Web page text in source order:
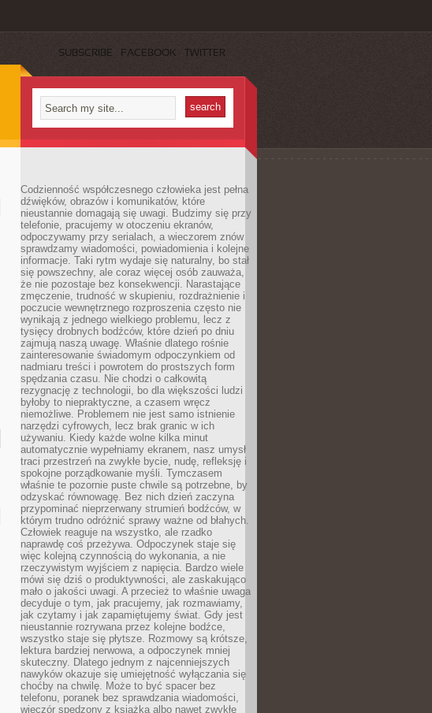
SUBSCRIBE FACEBOOK TWITTER
Codzienność współczesnego człowieka jest pełna
dźwięków, obrazów i komunikatów, które
nieustannie domagają się uwagi. Budzimy się przy
telefonie, pracujemy w otoczeniu ekranów,
odpoczywamy przy serialach, a wieczorem znów
sprawdzamy wiadomości, powiadomienia i kolejne
informacje. Taki rytm wydaje się naturalny, bo stał
się powszechny, ale coraz więcej osób zauważa,
że nie pozostaje bez konsekwencji. Narastające
zmęczenie, trudność w skupieniu, rozdrażnienie i
poczucie wewnętrznego rozproszenia często nie
wynikają z jednego wielkiego problemu, lecz z
tysięcy drobnych bodźców, które dzień po dniu
zajmują naszą uwagę. Właśnie dlatego rośnie
zainteresowanie świadomym odpoczynkiem od
nadmiaru treści i powrotem do prostszych form
spędzania czasu. Nie chodzi o całkowitą
rezygnację z technologii, bo dla większości ludzi
byłoby to niepraktyczne, a czasem wręcz
niemożliwe. Problemem nie jest samo istnienie
narzędzi cyfrowych, lecz brak granic w ich
używaniu. Kiedy każde wolne kilka minut
automatycznie wypełniamy ekranem, nasz umysł
traci przestrzeń na zwykłe bycie, nudę, refleksję i
spokojne porządkowanie myśli. Tymczasem
właśnie te pozornie puste chwile są potrzebne, by
odzyskać równowagę. Bez nich dzień zaczyna
przypominać nieprzerwany strumień bodźców, w
którym trudno odróżnić sprawy ważne od błahych.
Człowiek reaguje na wszystko, ale rzadko
naprawdę coś przeżywa. Odpoczynek staje się
więc kolejną czynnością do wykonania, a nie
rzeczywistym wyjściem z napięcia. Bardzo wiele
mówi się dziś o produktywności, ale zaskakująco
mało o jakości uwagi. A przecież to właśnie uwaga
decyduje o tym, jak pracujemy, jak rozmawiamy,
jak czytamy i jak zapamiętujemy świat. Gdy jest
nieustannie rozrywana przez kolejne bodźce,
wszystko staje się płytsze. Rozmowy są krótsze,
lektura bardziej nerwowa, a odpoczynek mniej
skuteczny. Dlatego jednym z najcenniejszych
nawyków okazuje się umiejętność wyłączania się
choćby na chwilę. Może to być spacer bez
telefonu, poranek bez sprawdzania wiadomości,
wieczór spędzony z książką albo nawet zwykłe